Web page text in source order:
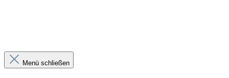
Menü schließen